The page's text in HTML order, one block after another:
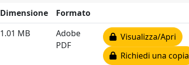
Dimensione
Formato
1.01 MB
Adobe
PDF
Visualizza/Apri
Richiedi una copia